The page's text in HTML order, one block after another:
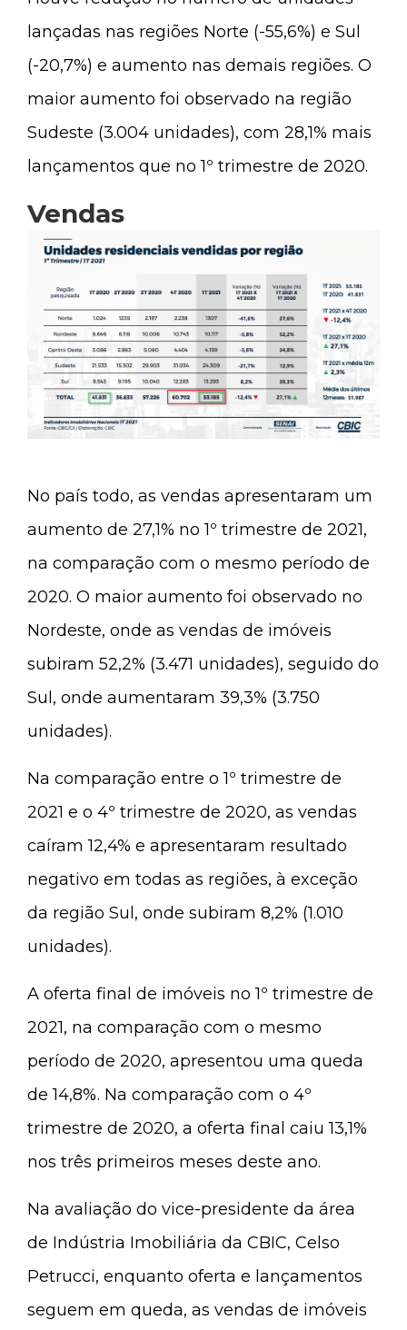
lançadas nas regiões Norte (-55,6%) e Sul
(-20,7%) e aumento nas demais regiões. O
maior aumento foi observado na região
Sudeste (3.004 unidades), com 28,1% mais
lançamentos que no 1º trimestre de 2020.
Vendas
No país todo, as vendas apresentaram um
aumento de 27,1% no 1º trimestre de 2021,
na comparação com o mesmo período de
2020. O maior aumento foi observado no
Nordeste, onde as vendas de imóveis
subiram 52,2% (3.471 unidades), seguido do
Sul, onde aumentaram 39,3% (3.750
unidades).
Na comparação entre o 1º trimestre de
2021 e o 4º trimestre de 2020, as vendas
caíram 12,4% e apresentaram resultado
negativo em todas as regiões, à exceção
da região Sul, onde subiram 8,2% (1.010
unidades).
A oferta final de imóveis no 1º trimestre de
2021, na comparação com o mesmo
período de 2020, apresentou uma queda
de 14,8%. Na comparação com o 4º
trimestre de 2020, a oferta final caiu 13,1%
nos três primeiros meses deste ano.
Na avaliação do vice-presidente da área
de Indústria Imobiliária da CBIC, Celso
Petrucci, enquanto oferta e lançamentos
seguem em queda, as vendas de imóveis